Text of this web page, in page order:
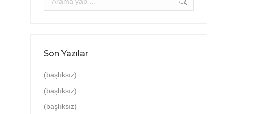
Son Yazılar
(başlıksız)
(başlıksız)
(başlıksız)